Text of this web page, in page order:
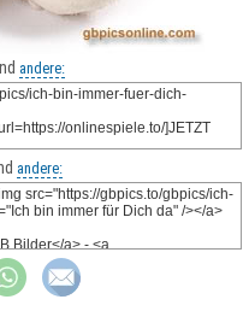
andere:
andere: